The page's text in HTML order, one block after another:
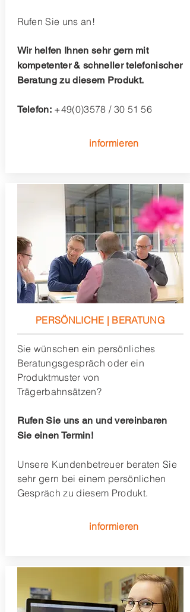
Rufen Sie uns an!
Wir helfen Ihnen sehr gern mit
kompetenter & schneller telefonischer
Beratung zu diesem Produkt.
Telefon: +49(0)3578 / 30 51 56
informieren
PERSÖNLICHE | BERATUNG
Sie wünschen ein persönliches
Beratungsgespräch oder ein
Produktmuster von
Trägerbahnsätzen?
Rufen Sie uns an und vereinbaren
Sie einen Termin!
Unsere Kundenbetreuer beraten Sie
sehr gern bei einem persönlichen
Gespräch zu diesem Produkt.
informieren